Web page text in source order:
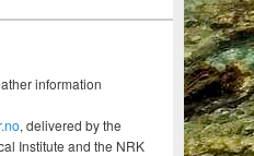
information
, delivered by the
Institute and the NRK